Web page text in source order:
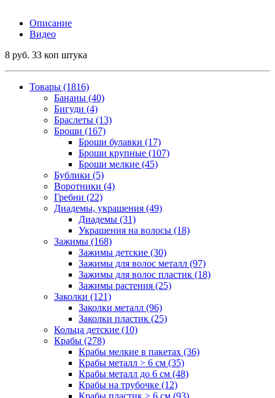
Описание
Видео
8 руб. 33 коп штука
Товары (1816)
Бананы (40)
Бигуди (4)
Браслеты (13)
Броши (167)
Броши булавки (17)
Броши крупные (107)
Броши мелкие (45)
Бублики (5)
Воротники (4)
Гребни (22)
Диадемы, украшения (49)
Диадемы (31)
Украшения на волосы (18)
Зажимы (168)
Зажимы детские (30)
Зажимы для волос металл (97)
Зажимы для волос пластик (18)
Зажимы растения (25)
Заколки (121)
Заколки металл (96)
Заколки пластик (25)
Кольца детские (10)
Крабы (278)
Крабы мелкие в пакетах (36)
Крабы металл > 6 см (35)
Крабы металл до 6 см (48)
Крабы на трубочке (12)
Крабы пластик > 6 см (93)